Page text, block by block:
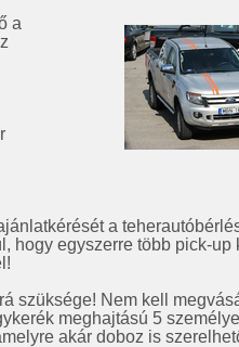
a
a
hogy egyszerre több pick-up
szüksége! Nem kell
meghajtású 5
akár doboz is